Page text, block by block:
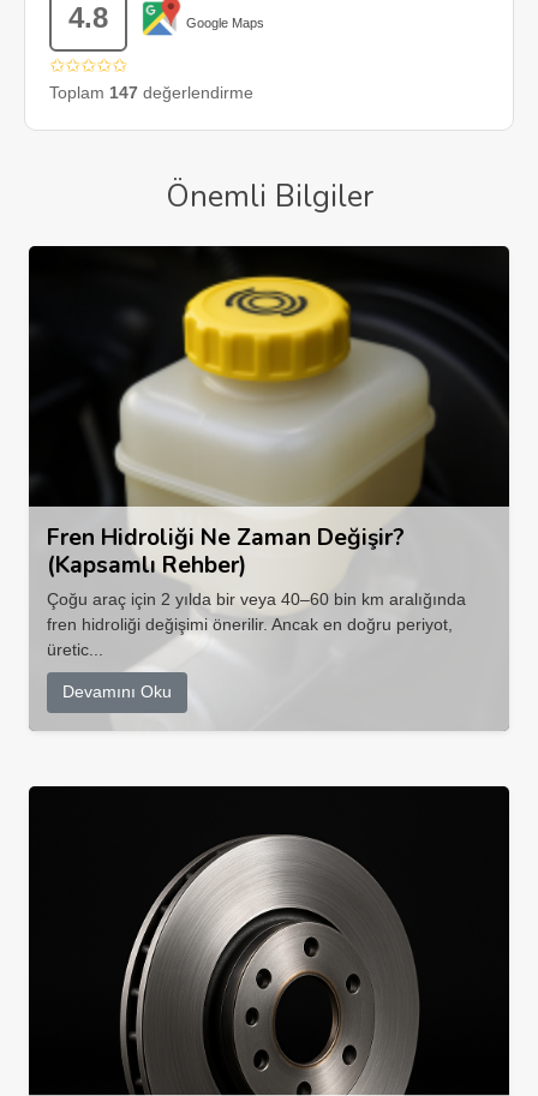
4.8 Google Maps
✩✩✩✩✩
Toplam 147 değerlendirme
Önemli Bilgiler
Fren Hidroliği Ne Zaman Değişir?
(Kapsamlı Rehber)
Çoğu araç için 2 yılda bir veya 40–60 bin km aralığında
fren hidroliği değişimi önerilir. Ancak en doğru periyot,
üretic...
Devamını Oku